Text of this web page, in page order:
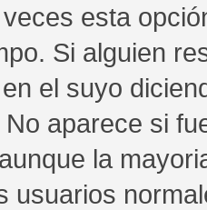
esta
Si alguien
el suyo
aparece si
la
usuarios